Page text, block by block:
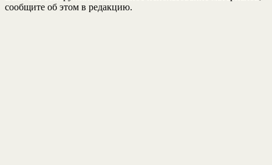
сообщите об этом в редакцию.